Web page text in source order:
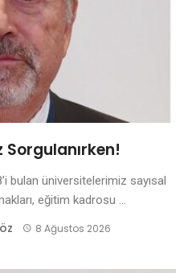
bulan üniversitelerimiz sayısal
eğitim kadrosu ...
8 Ağustos 2026